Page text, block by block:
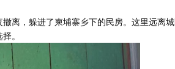
离，躲进了柬埔寨乡下的民房。这里远离
。